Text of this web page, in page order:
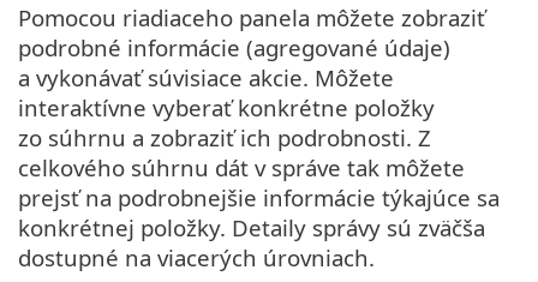
Pomocou riadiaceho panela môžete zobraziť
podrobné informácie (agregované údaje)
a vykonávať súvisiace akcie. Môžete
interaktívne vyberať konkrétne položky
zo súhrnu a zobraziť ich podrobnosti. Z
celkového súhrnu dát v správe tak môžete
prejsť na podrobnejšie informácie týkajúce sa
konkrétnej položky. Detaily správy sú zväčša
dostupné na viacerých úrovniach.